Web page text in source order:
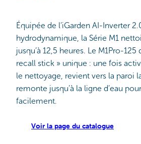
Équipée de l’iGarden AI-Inverter
hydrodynamique, la Série M1
jusqu’à 12,5 heures. Le M1Pro-125
recall stick » unique : une fois
le nettoyage, revient vers la paroi
remonte jusqu’à la ligne d’eau
facilement.
Voir la page du catalogue